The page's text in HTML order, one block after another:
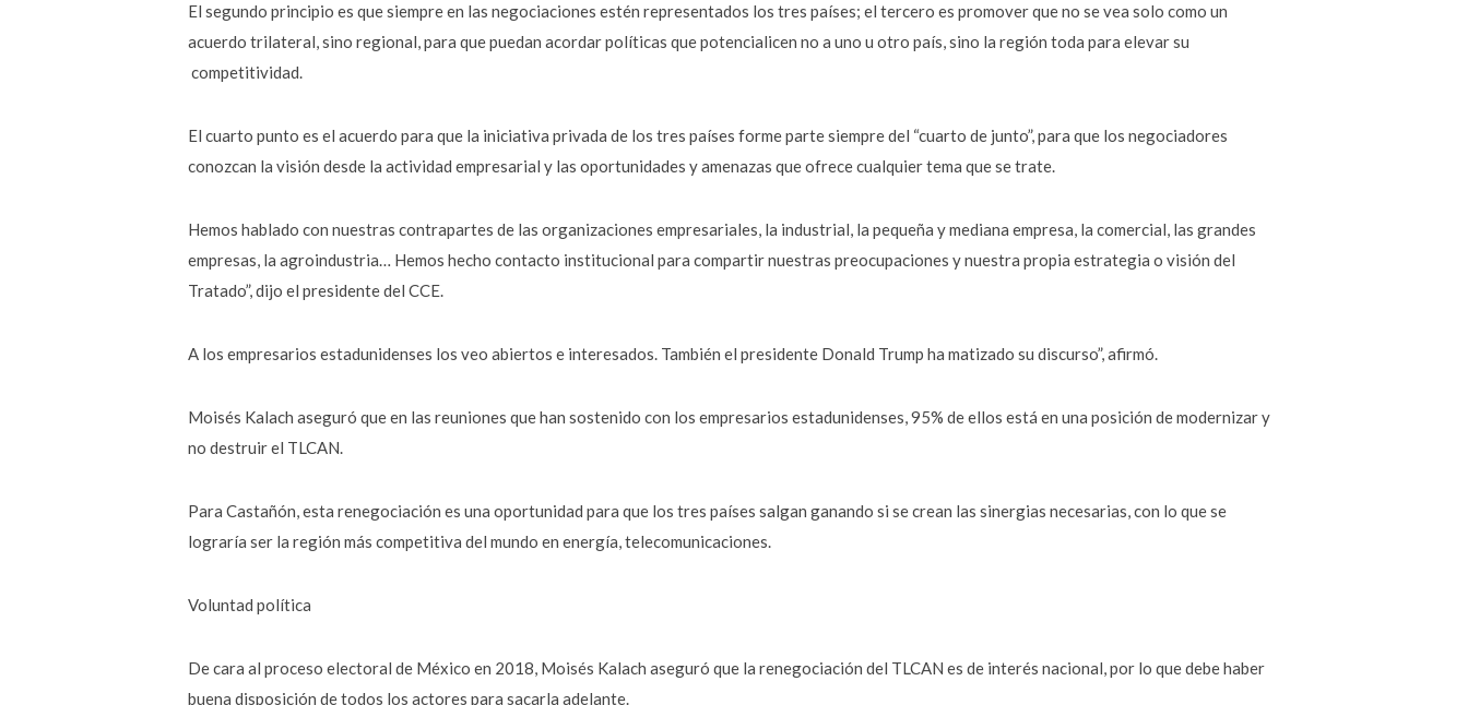
El segundo principio es que siempre en las negociaciones estén representados los tres países; el tercero es promover que no se vea solo como un
acuerdo trilateral, sino regional, para que puedan acordar políticas que potencialicen no a uno u otro país, sino la región toda para elevar su
competitividad.
El cuarto punto es el acuerdo para que la iniciativa privada de los tres países forme parte siempre del “cuarto de junto”, para que los negociadores
conozcan la visión desde la actividad empresarial y las oportunidades y amenazas que ofrece cualquier tema que se trate.
Hemos hablado con nuestras contrapartes de las organizaciones empresariales, la industrial, la pequeña y mediana empresa, la comercial, las grandes
empresas, la agroindustria… Hemos hecho contacto institucional para compartir nuestras preocupaciones y nuestra propia estrategia o visión del
Tratado”, dijo el presidente del CCE.
A los empresarios estadunidenses los veo abiertos e interesados. También el presidente Donald Trump ha matizado su discurso”, afirmó.
Moisés Kalach aseguró que en las reuniones que han sostenido con los empresarios estadunidenses, 95% de ellos está en una posición de modernizar y
no destruir el TLCAN.
Para Castañón, esta renegociación es una oportunidad para que los tres países salgan ganando si se crean las sinergias necesarias, con lo que se
lograría ser la región más competitiva del mundo en energía, telecomunicaciones.
Voluntad política
De cara al proceso electoral de México en 2018, Moisés Kalach aseguró que la renegociación del TLCAN es de interés nacional, por lo que debe haber
buena disposición de todos los actores para sacarla adelante.